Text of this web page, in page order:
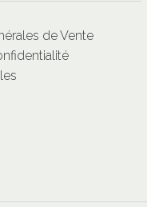
de Vente